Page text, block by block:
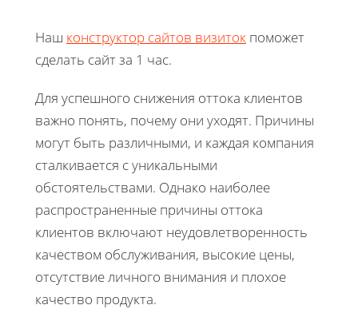
Наш конструктор сайтов визиток поможет
сделать сайт за 1 час.
Для успешного снижения оттока клиентов
важно понять, почему они уходят. Причины
могут быть различными, и каждая компания
сталкивается с уникальными
обстоятельствами. Однако наиболее
распространенные причины оттока
клиентов включают неудовлетворенность
качеством обслуживания, высокие цены,
отсутствие личного внимания и плохое
качество продукта.